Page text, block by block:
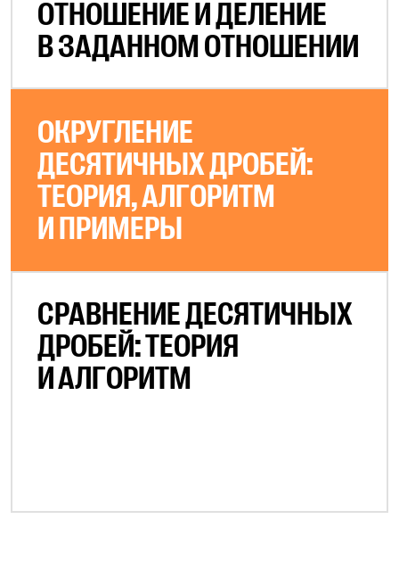
ОТНОШЕНИЕ И ДЕЛЕНИЕ
В ЗАДАННОМ ОТНОШЕНИИ
ОКРУГЛЕНИЕ
ДЕСЯТИЧНЫХ ДРОБЕЙ:
ТЕОРИЯ, АЛГОРИТМ
И ПРИМЕРЫ
СРАВНЕНИЕ ДЕСЯТИЧНЫХ
ДРОБЕЙ: ТЕОРИЯ
И АЛГОРИТМ